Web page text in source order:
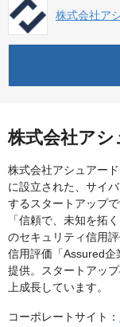
株式会社ア
株式会社アシ
株式会社アシュアー
に設立された、サイ
するスタートアップで
「信頼で、未知を拓
のセキュリティ信用
信用評価「Assured
提供。スタートアッ
上成長しています。
コーポレートサイト：